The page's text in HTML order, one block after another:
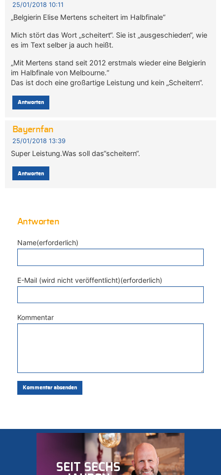
25/01/2018 10:11
„Belgierin Elise Mertens scheitert im Halbfinale“
Mich stört das Wort „scheitert“. Sie ist „ausgeschieden“, wie
es im Text selber ja auch heißt.
„Mit Mertens stand seit 2012 erstmals wieder eine Belgierin
im Halbfinale von Melbourne.“
Das ist doch eine großartige Leistung und kein „Scheitern“.
Antworten
Bayernfan
25/01/2018 13:39
Super Leistung.Was soll das“scheitern“.
Antworten
Antworten
Name(erforderlich)
E-Mail (wird nicht veröffentlicht)(erforderlich)
Kommentar